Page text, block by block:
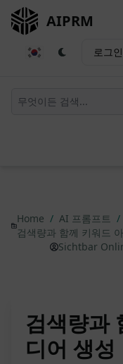
AIPRM
로그인
Home / AI 프롬프트 /
검색량과 함께 키워드
Sichtbar
검색량과
디어 생성